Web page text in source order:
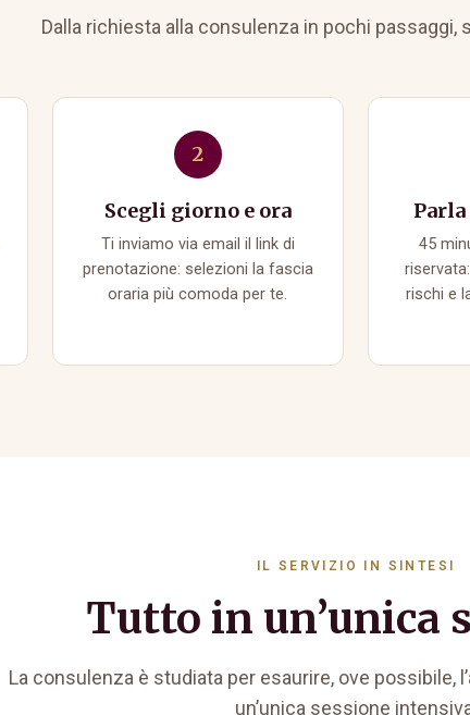
Dalla richiesta alla consulenza in pochi passaggi,
2
Scegli giorno e ora
Ti inviamo via email il link di
prenotazione: selezioni la fascia
oraria più comoda per te.
Parla
45
rischi e
IL SERVIZIO IN SINTESI
Tutto in un’unica
La consulenza è studiata per esaurire, ove possibile,
un’unica sessione